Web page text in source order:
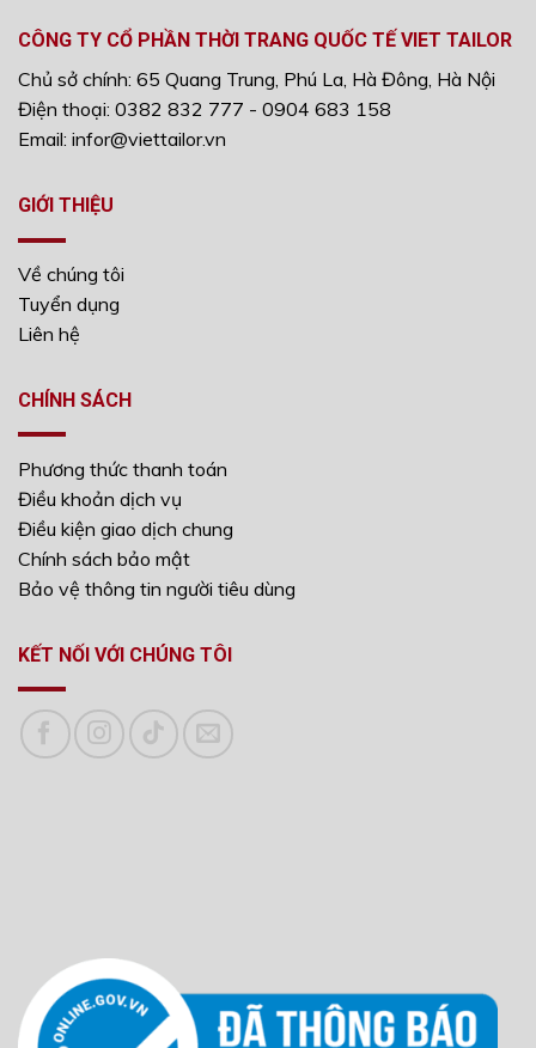
CÔNG TY CỔ PHẦN THỜI TRANG QUỐC TẾ VIET TAILOR
Chủ sở chính: 65 Quang Trung, Phú La, Hà Đông, Hà Nội
Điện thoại: 0382 832 777 - 0904 683 158
Email: infor@viettailor.vn
GIỚI THIỆU
Về chúng tôi
Tuyển dụng
Liên hệ
CHÍNH SÁCH
Phương thức thanh toán
Điều khoản dịch vụ
Điều kiện giao dịch chung
Chính sách bảo mật
Bảo vệ thông tin người tiêu dùng
KẾT NỐI VỚI CHÚNG TÔI